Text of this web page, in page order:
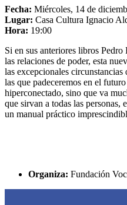
Fecha: Miércoles, 14 de
Lugar: Casa Cultura Ignacio
Hora: 19:00
Si en sus anteriores libros
las relaciones de poder, esta
las excepcionales circunstancias
las que padeceremos en el
hiperconectado, sino que va
que sirvan a todas las personas,
un manual práctico
Organiza: Fundación